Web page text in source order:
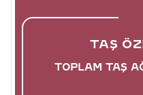
TAŞ
TOPLAM TAŞ